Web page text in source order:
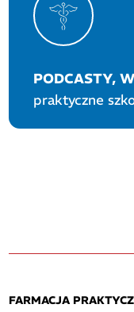
PODCASTY,
praktyczne
FARMACJA